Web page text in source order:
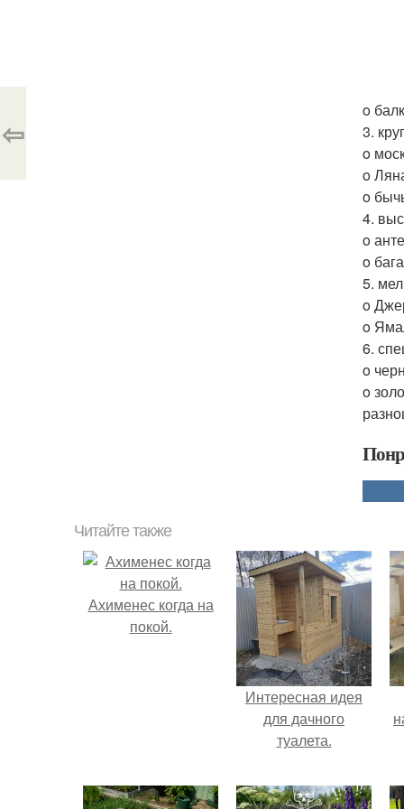
o
3.
o
o
o
4.
o
o
5.
o
o
6.
o
o
⇦
Читайте также
Ахименес когда на
покой.
Интересная идея
для дачного
туалета.